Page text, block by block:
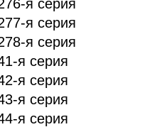
я серия
я серия
я серия
я серия
я серия
я серия
я серия